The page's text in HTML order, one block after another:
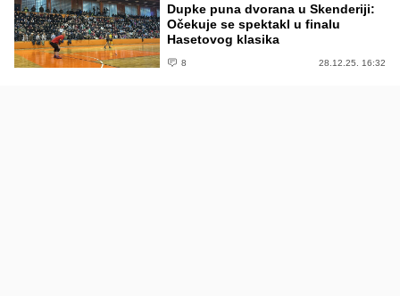
Dupke puna dvorana u Skenderiji:
Očekuje se spektakl u finalu
Hasetovog klasika
8 28.12.25. 16:32